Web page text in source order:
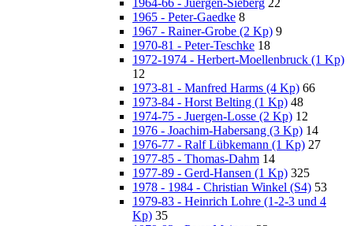
1964-66 - Juergen-Sieberg 22
1965 - Peter-Gaedke 8
1967 - Rainer-Grobe (2 Kp) 9
1970-81 - Peter-Teschke 18
1972-1974 - Herbert-Moellenbruck (1 Kp)
12
1973-81 - Manfred Harms (4 Kp) 66
1973-84 - Horst Belting (1 Kp) 48
1974-75 - Juergen-Losse (2 Kp) 12
1976 - Joachim-Habersang (3 Kp) 14
1976-77 - Ralf Lübkemann (1 Kp) 27
1977-85 - Thomas-Dahm 14
1977-89 - Gerd-Hansen (1 Kp) 325
1978 - 1984 - Christian Winkel (S4) 53
1979-83 - Heinrich Lohre (1-2-3 und 4
Kp) 35